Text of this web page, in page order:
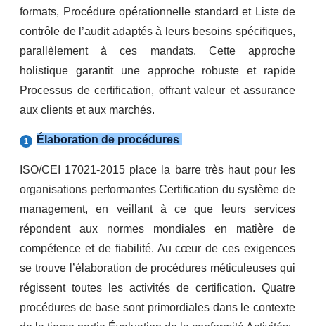
formats, Procédure opérationnelle standard et Liste de
contrôle de l’audit adaptés à leurs besoins spécifiques,
parallèlement à ces mandats. Cette approche
holistique garantit une approche robuste et rapide
Processus de certification, offrant valeur et assurance
aux clients et aux marchés.
Élaboration de procédures
ISO/CEI 17021-2015 place la barre très haut pour les
organisations performantes Certification du système de
management, en veillant à ce que leurs services
répondent aux normes mondiales en matière de
compétence et de fiabilité. Au cœur de ces exigences
se trouve l’élaboration de procédures méticuleuses qui
régissent toutes les activités de certification. Quatre
procédures de base sont primordiales dans le contexte